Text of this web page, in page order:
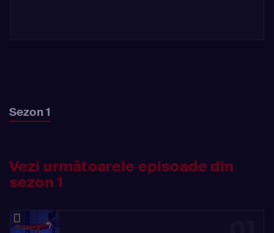
Sezon 1
Vezi următoarele episoade din
sezon 1